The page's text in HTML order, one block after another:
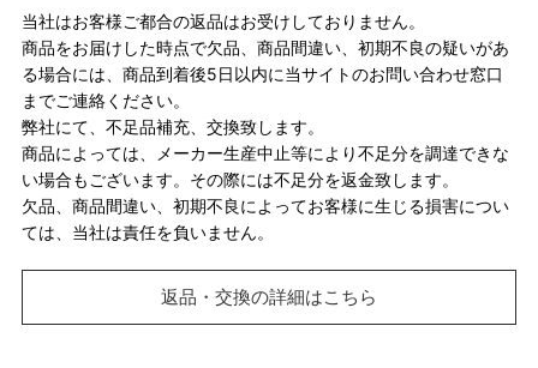
当社はお客様ご都合の返品はお受けしておりません。
商品をお届けした時点で欠品、商品間違い、初期不良の疑いがあ
る場合には、商品到着後5日以内に当サイトのお問い合わせ窓口
までご連絡ください。
弊社にて、不足品補充、交換致します。
商品によっては、メーカー生産中止等により不足分を調達できな
い場合もございます。その際には不足分を返金致します。
欠品、商品間違い、初期不良によってお客様に生じる損害につい
ては、当社は責任を負いません。
返品・交換の詳細はこちら